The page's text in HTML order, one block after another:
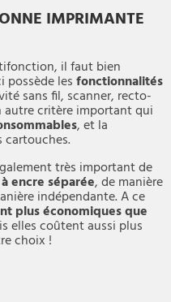
IMPRIMANTE
il faut bien
possède lesfonctionnalités
sans fil, scanner, recto-
critère important qui
, et la
cartouches.
très important de
encre séparée, de manière
indépendante. A ce
plus économiques que
elles coûtent aussi plus
choix !